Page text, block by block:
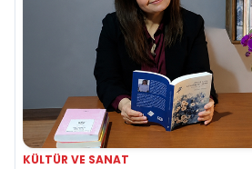
KÜLTÜR VE SANAT